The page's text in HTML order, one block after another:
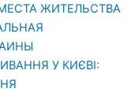
ЖИТЕЛЬСТВА
У КИЄВІ: